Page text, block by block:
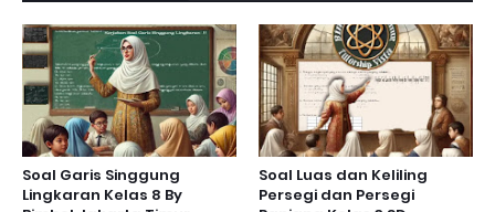
Soal Garis Singgung
Lingkaran Kelas 8 By
Soal Luas dan Keliling
Persegi dan Persegi